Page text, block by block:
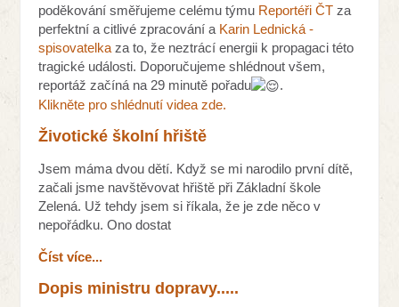
poděkování směřujeme celému týmu Reportéři ČT za
perfektní a citlivé zpracování a Karin Lednická -
spisovatelka za to, že neztrácí energii k propagaci této
tragické události. Doporučujeme shlédnout všem,
reportáž začíná na 29 minutě pořadu
.
Klikněte pro shlédnutí videa zde.
Životické školní hřiště
Jsem máma dvou dětí. Když se mi narodilo první dítě,
začali jsme navštěvovat hřiště při Základní škole
Zelená. Už tehdy jsem si říkala, že je zde něco v
nepořádku. Ono dostat
Číst více...
Dopis ministru dopravy.....